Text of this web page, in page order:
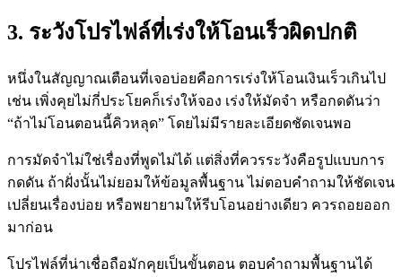
3. ระวังโปรไฟล์ที่เร่งให้โอนเร็วผิดปกติ
หนึ่งในสัญญาณเตือนที่เจอบ่อยคือการเร่งให้โอนเงินเร็วเกินไป
เช่น เพิ่งคุยไม่กี่ประโยคก็เร่งให้จอง เร่งให้มัดจำ หรือกดดันว่า
“ถ้าไม่โอนตอนนี้คิวหลุด” โดยไม่มีรายละเอียดชัดเจนพอ
การมัดจำไม่ใช่เรื่องที่พูดไม่ได้ แต่สิ่งที่ควรระวังคือรูปแบบการ
กดดัน ถ้าฝั่งนั้นไม่ยอมให้ข้อมูลพื้นฐาน ไม่ตอบคำถามให้ชัดเจน
เปลี่ยนเรื่องบ่อย หรือพยายามให้รีบโอนอย่างเดียว ควรถอยออก
มาก่อน
โปรไฟล์ที่น่าเชื่อถือมักคุยเป็นขั้นตอน ตอบคำถามพื้นฐานได้